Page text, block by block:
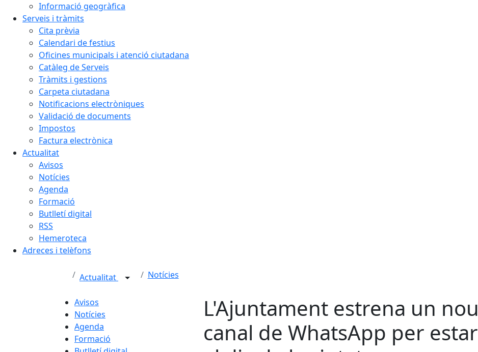
Informació geogràfica
Serveis i tràmits
Cita prèvia
Calendari de festius
Oficines municipals i atenció ciutadana
Catàleg de Serveis
Tràmits i gestions
Carpeta ciutadana
Notificacions electròniques
Validació de documents
Impostos
Factura electrònica
Actualitat
Avisos
Notícies
Agenda
Formació
Butlletí digital
RSS
Hemeroteca
Adreces i telèfons
Actualitat Notícies
Avisos
Notícies
Agenda
Formació
L'Ajuntament estrena un nou
canal de WhatsApp per estar